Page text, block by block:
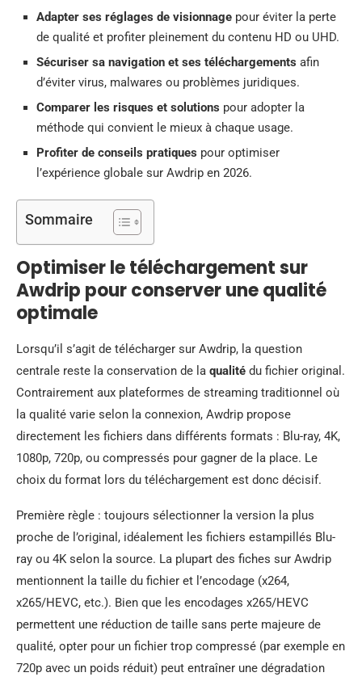
Adapter ses réglages de visionnage pour éviter la perte
de qualité et profiter pleinement du contenu HD ou UHD.
Sécuriser sa navigation et ses téléchargements afin
d’éviter virus, malwares ou problèmes juridiques.
Comparer les risques et solutions pour adopter la
méthode qui convient le mieux à chaque usage.
Profiter de conseils pratiques pour optimiser
l’expérience globale sur Awdrip en 2026.
Sommaire
Optimiser le téléchargement sur
Awdrip pour conserver une qualité
optimale
Lorsqu’il s’agit de télécharger sur Awdrip, la question
centrale reste la conservation de la qualité du fichier original.
Contrairement aux plateformes de streaming traditionnel où
la qualité varie selon la connexion, Awdrip propose
directement les fichiers dans différents formats : Blu-ray, 4K,
1080p, 720p, ou compressés pour gagner de la place. Le
choix du format lors du téléchargement est donc décisif.
Première règle : toujours sélectionner la version la plus
proche de l’original, idéalement les fichiers estampillés Blu-
ray ou 4K selon la source. La plupart des fiches sur Awdrip
mentionnent la taille du fichier et l’encodage (x264,
x265/HEVC, etc.). Bien que les encodages x265/HEVC
permettent une réduction de taille sans perte majeure de
qualité, opter pour un fichier trop compressé (par exemple en
720p avec un poids réduit) peut entraîner une dégradation